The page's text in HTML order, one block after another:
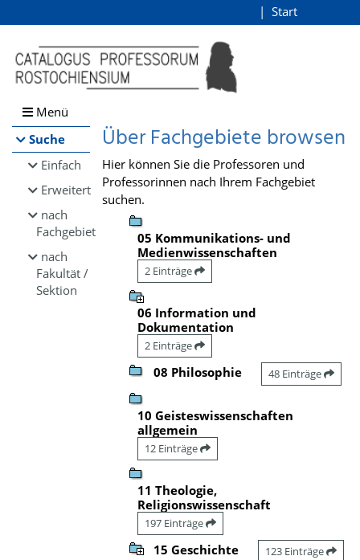
Browsen
direkt zum Inhalt
Start
Menü
Suche
Einfach
Erweitert
nach
Fachgebiet
nach
Fakultät /
Sektion
Über Fachgebiete browsen
Hier können Sie die Professoren und
Professorinnen nach Ihrem Fachgebiet
suchen.
05 Kommunikations- und
Medienwissenschaften
2 Einträge
06 Information und
Dokumentation
2 Einträge
08 Philosophie 48 Einträge
10 Geisteswissenschaften
allgemein
12 Einträge
11 Theologie,
Religionswissenschaft
197 Einträge
15 Geschichte 123 Einträge